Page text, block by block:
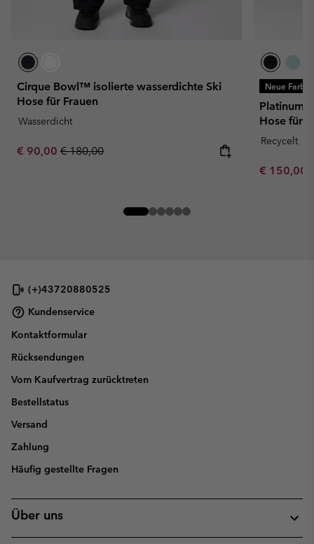
Cirque Bowl™ isolierte wasserdichte Ski
Hose für Frauen
Wasserdicht
Sale price:
€ 90,00 Regular price:
€ 180,00
Neue
Platinum
Hose für
Recycelt
Minimum
€ 150,00
(+)43720880525
Kundenservice
Kontaktformular
Rücksendungen
Vom Kaufvertrag zurücktreten
Bestellstatus
Versand
Zahlung
Häufig gestellte Fragen
Über uns